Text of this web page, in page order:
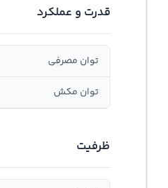
قدرت و عملکرد
توان مصرفی
توان مکش
ظرفیت